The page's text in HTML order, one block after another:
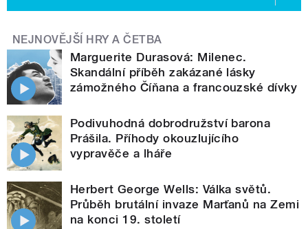
NEJNOVĚJŠÍ HRY A ČETBA
Marguerite Durasová: Milenec.
Skandální příběh zakázané lásky
zámožného Číňana a francouzské dívky
Podivuhodná dobrodružství barona
Prášila. Příhody okouzlujícího
vypravěče a lháře
Herbert George Wells: Válka světů.
Průběh brutální invaze Marťanů na Zemi
na konci 19. století